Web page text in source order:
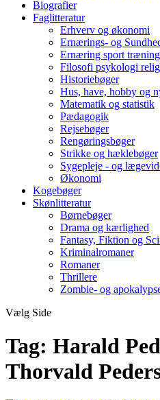
Biografier
Faglitteratur
Erhverv og økonomi
Ernærings- og
Ernæring sport
Filosofi psykologi
Historiebøger
Hus, have, hobby og
Matematik og statistik
Pædagogik
Rejsebøger
Rengøringsbøger
Strikke og hæklebøger
Sygepleje - og
Økonomi
Kogebøger
Skønlitteratur
Børnebøger
Drama og kærlighed
Fantasy, Fiktion og
Kriminalromaner
Romaner
Thrillere
Zombie- og
Vælg Side
Tag: Harald
Thorvald